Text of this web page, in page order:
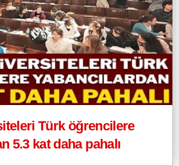
Türk öğrencilere
5.3 kat daha pahalı